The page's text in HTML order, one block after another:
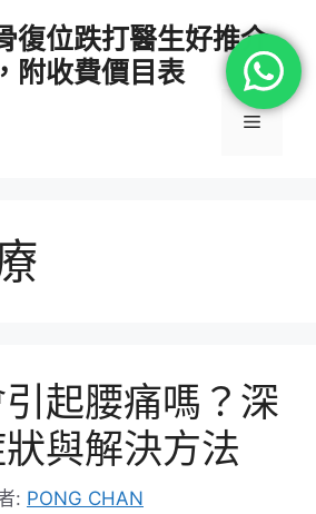
復位跌打醫生好推介
附收費價目表
選
起腰痛嗎？深
與解決方法
: PONG CHAN